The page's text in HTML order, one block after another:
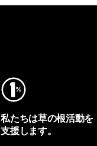
私たちは草の根活動を
支援します。